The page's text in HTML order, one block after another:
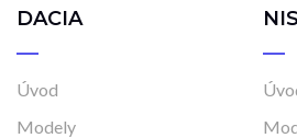
DACIA
Úvod
Modely